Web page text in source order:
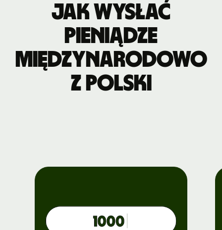
Jak wysłać
pieniądze
międzynarodowo
z Polski